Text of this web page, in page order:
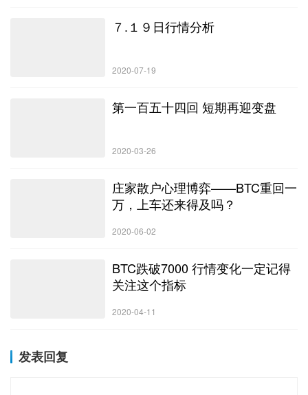
７.１９日行情分析
2020-07-19
第一百五十四回 短期再迎变盘
2020-03-26
庄家散户心理博弈——BTC重回一
万，上车还来得及吗？
2020-06-02
BTC跌破7000 行情变化一定记得
关注这个指标
2020-04-11
发表回复